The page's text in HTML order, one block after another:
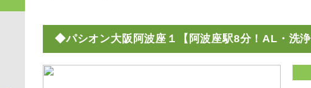
◆パシオン大阪阿波座１【阿波座駅8分！AL・洗浄